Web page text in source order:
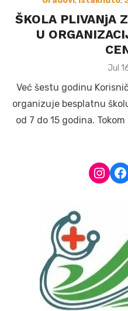
ŠKOLA PLIVANjA
U
Jul
Već šestu godinu
organizuje besplatnu
od 7 do 15 godina.